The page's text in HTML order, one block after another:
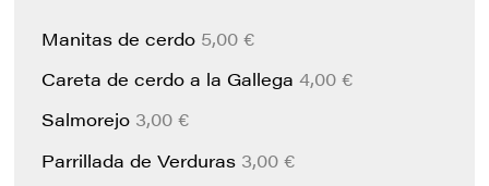
Manitas de cerdo 5,00 €
Careta de cerdo a la Gallega4,00 €
Salmorejo 3,00 €
Parrillada de Verduras 3,00 €